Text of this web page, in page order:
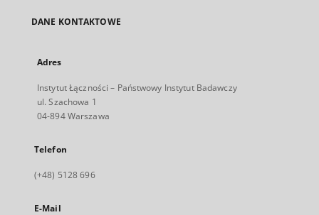
DANE KONTAKTOWE
Adres
Instytut Łączności – Państwowy Instytut Badawczy
ul. Szachowa 1
04-894 Warszawa
Telefon
(+48) 5128 696
E-Mail